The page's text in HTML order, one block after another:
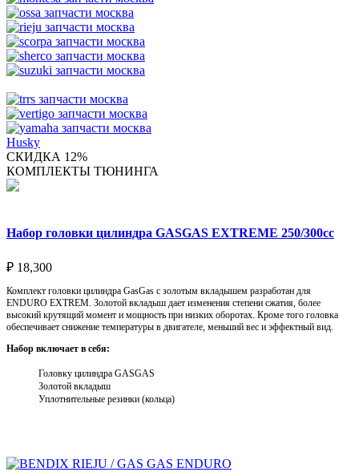
Husky
СКИДКА 12%
КОМПЛЕКТЫ ТЮНИНГА
Набор головки цилиндра GASGAS EXTREME 250/300cc
₽ 18,300
Комплект головки цилиндра GasGas с золотым вкладышем разработан для
ENDURO EXTREM. Золотой вкладыш дает изменения степени сжатия, более
высокий крутящий момент и мощность при низких оборотах. Кроме того головка
обеспечивает снижение температуры в двигателе, меньший вес и эффектный вид.
Набор включает в себя:
Головку цилиндра GASGAS
Золотой вкладыш
Уплотнительные резинки (кольца)